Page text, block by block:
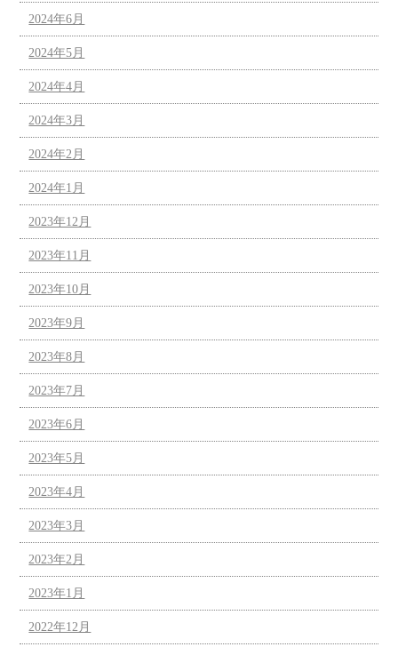
2024年6月
2024年5月
2024年4月
2024年3月
2024年2月
2024年1月
2023年12月
2023年11月
2023年10月
2023年9月
2023年8月
2023年7月
2023年6月
2023年5月
2023年4月
2023年3月
2023年2月
2023年1月
2022年12月